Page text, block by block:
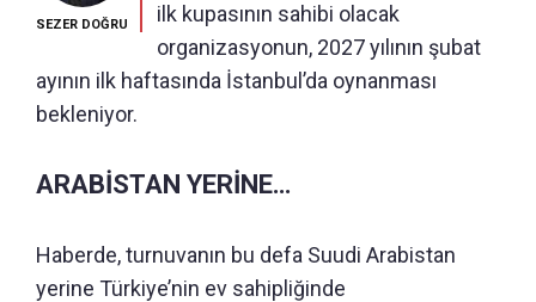
SEZER DOĞRU
ilk kupasının sahibi olacak
organizasyonun, 2027 yılının şubat
ayının ilk haftasında İstanbul’da oynanması
bekleniyor.
ARABİSTAN YERİNE…
Haberde, turnuvanın bu defa Suudi Arabistan
yerine Türkiye’nin ev sahipliğinde